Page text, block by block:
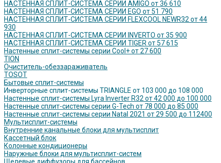
НАСТЕННАЯ СПЛИТ-СИСТЕМА СЕРИИ AMIGO от 36 610
НАСТЕННАЯ СПЛИТ-СИСТЕМА СЕРИИ EGO от 51 790
НАСТЕННАЯ СПЛИТ-СИСТЕМА СЕРИИ FLEXCOOL NEWR32 от 44
930
НАСТЕННАЯ СПЛИТ-СИСТЕМА СЕРИИ INVERTO от 35 900
НАСТЕННАЯ СПЛИТ-СИСТЕМА СЕРИИ TIGER от 57 615
Настенные сплит-системы серии Cool+ от 27 600
TION
Очиститель-обеззараживатель
TOSOT
Бытовые сплит-системы
Инверторные сплит-системы TRIANGLE от 103 000 до 108 000
Настенные сплит-системы Lyra Inverter R32 от 42 000 до 100 000
Настенные сплит-системы серии G-Tech от 78 000 до 85 000
Настенные сплит-системы серии Natal 2021 от 29 500 до 112400
Мультисплит-системы
Внутренние канальные блоки для мультисплит
Кассетный блок
Колонные кондиционеры
Наружные блоки для мультисплит-систем